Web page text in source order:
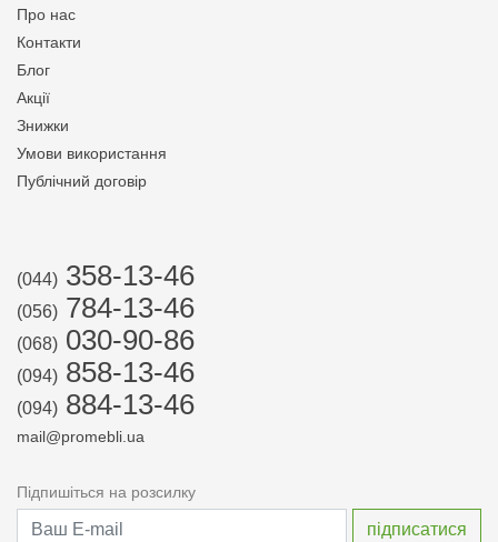
Про нас
Контакти
Блог
Акції
Знижки
Умови використання
Публічний договір
(044) 358-13-46
(056) 784-13-46
(068) 030-90-86
(094) 858-13-46
(094) 884-13-46
mail@promebli.ua
Підпишіться на розсилку